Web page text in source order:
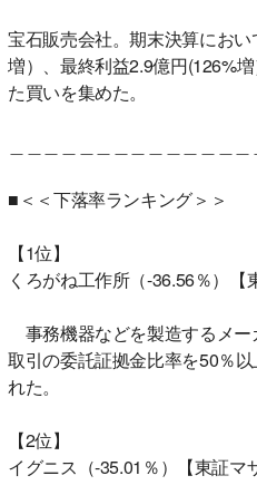
宝石販売会社。期末決算にお
増）、最終利益2.9億円(126%
た買いを集めた。
■＜＜下落率ランキング＞＞
【1位】
くろがね工作所（-36.56％）【
事務機器などを製造するメ
取引の委託証拠金比率を50％
れた。
【2位】
イグニス（-35.01％）【東証マ